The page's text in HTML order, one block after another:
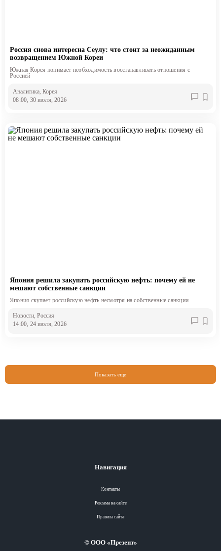
Россия снова интересна Сеулу: что стоит за неожиданным
возвращением Южной Кореи
Южная Корея понимает необходимость восстанавливать отношения с
Россией
Аналитика, Корея
08:00, 30 июля, 2026
Япония решила закупать российскую нефть: почему ей не
мешают собственные санкции
Япония скупает российскую нефть несмотря на собственные санкции
Новости, Россия
14:00, 24 июля, 2026
Показать еще
Навигация
Контакты
Реклама на сайте
Правила сайта
© ООО «Презент»